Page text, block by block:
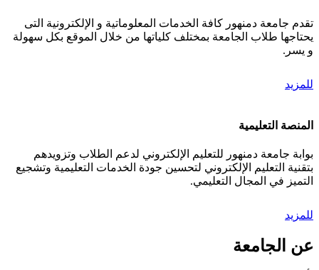
تقدم جامعة دمنهور كافة الخدمات المعلوماتية و الإلكترونية التى
يحتاجها طلاب الجامعة بمختلف كلياتها من خلال الموقع بكل سهولة
و يسر.
للمزيد
المنصة التعليمية
بوابة جامعة دمنهور للتعليم الإلكتروني لدعم الطلاب وتزويدهم
بتقنية التعليم الإلكتروني لتحسين جودة الخدمات التعليمية وتشجيع
التميز في المجال التعليمي.
للمزيد
عن الجامعة